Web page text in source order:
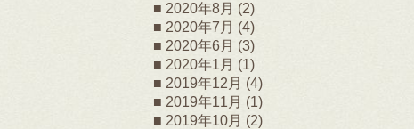
2020年8月 (2)
2020年7月 (4)
2020年6月 (3)
2020年1月 (1)
2019年12月 (4)
2019年11月 (1)
2019年10月 (2)